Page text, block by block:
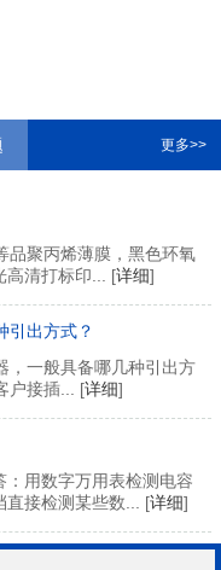
更多>>
品聚丙烯薄膜，黑色环氧
高清打标印... [详细]
引出方式？
，一般具备哪几种引出方
户接插... [详细]
用数字万用表检测电容
直接检测某些数... [详细]